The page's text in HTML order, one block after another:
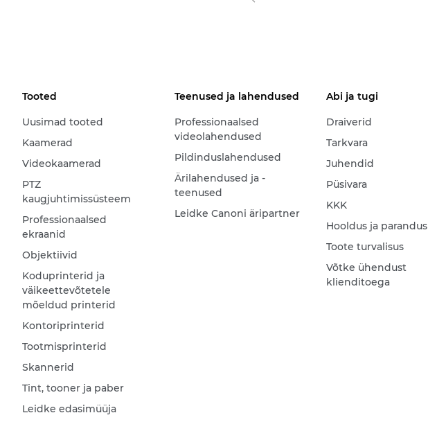
Tooted
Uusimad tooted
Kaamerad
Videokaamerad
PTZ
kaugjuhtimissüsteem
Professionaalsed
ekraanid
Objektiivid
Koduprinterid ja
väikeettevõtetele
mõeldud printerid
Kontoriprinterid
Tootmisprinterid
Skannerid
Tint, tooner ja paber
Leidke edasimüüja
Teenused ja lahendused
Professionaalsed
videolahendused
Pildinduslahendused
Ärilahendused ja -
teenused
Leidke Canoni äripartner
Abi ja tugi
Draiverid
Tarkvara
Juhendid
Püsivara
KKK
Hooldus ja parandus
Toote turvalisus
Võtke ühendust
klienditoega